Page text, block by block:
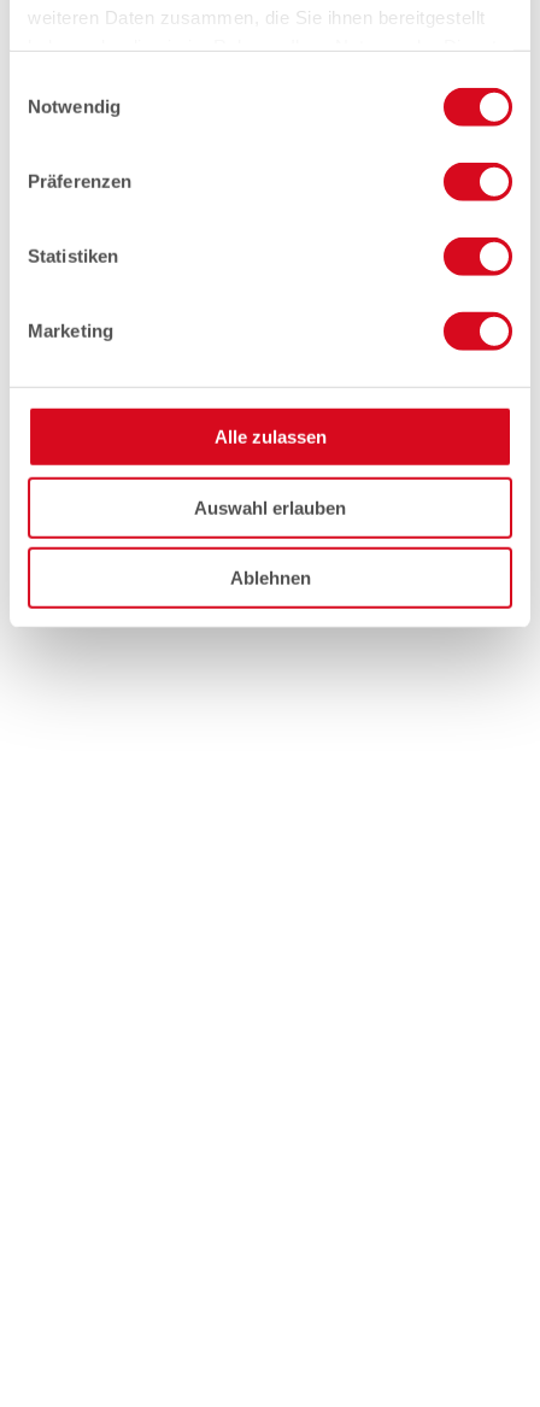
weiteren Daten zusammen, die Sie ihnen bereitgestellt
Notwendig
Präferenzen
Statistiken
Marketing
Alle zulassen
Auswahl erlauben
Ablehnen